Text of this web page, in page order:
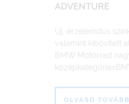
ADVENTURE
Új, érzelemdús
valamint kibővített
BMW Motorrad
OLVASD TOVÁBB